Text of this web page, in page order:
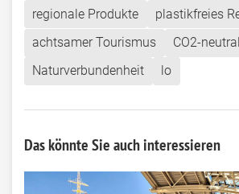
regionale Produkte
plastikfreies
achtsamer Tourismus
CO2-
Naturverbundenheit
lo
Das könnte Sie auch interessieren